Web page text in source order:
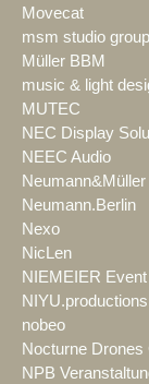
Movecat
msm studio group
Müller BBM
music & light
MUTEC
NEC Display
NEEC Audio
Neumann&Müller
Neumann.Berlin
Nexo
NicLen
NIEMEIER Event
NIYU.productions
nobeo
Nocturne Drones
NPB